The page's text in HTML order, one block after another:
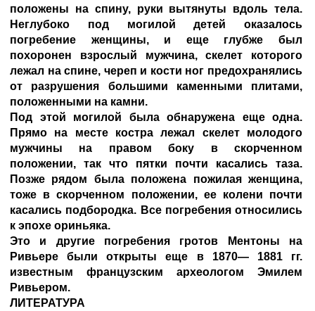
положены на спину, руки вытянуты вдоль тела.
Неглубоко под могилой детей оказалось
погребение женщины, и еще глубже был
похоронен взрослый мужчина, скелет которого
лежал на спине, череп и кости ног предохранялись
от разрушения большими каменными плитами,
положенными на камни.
Под этой могилой была обнаружена еще одна.
Прямо на месте костра лежал скелет молодого
мужчины на правом боку в скорченном
положении, так что пятки почти касались таза.
Позже рядом была положена пожилая женщина,
тоже в скорченном положении, ее колени почти
касались подбородка. Все погребения относились
к эпохе ориньяка.
Это и другие погребения гротов Ментоны на
Ривьере были открыты еще в 1870— 1881 гг.
известным французским археологом Эмилем
Ривьером.
ЛИТЕРАТУРА